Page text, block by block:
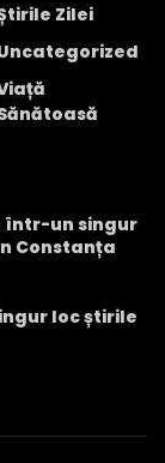
Zilei
într-un singur
Constanța
loc știrile